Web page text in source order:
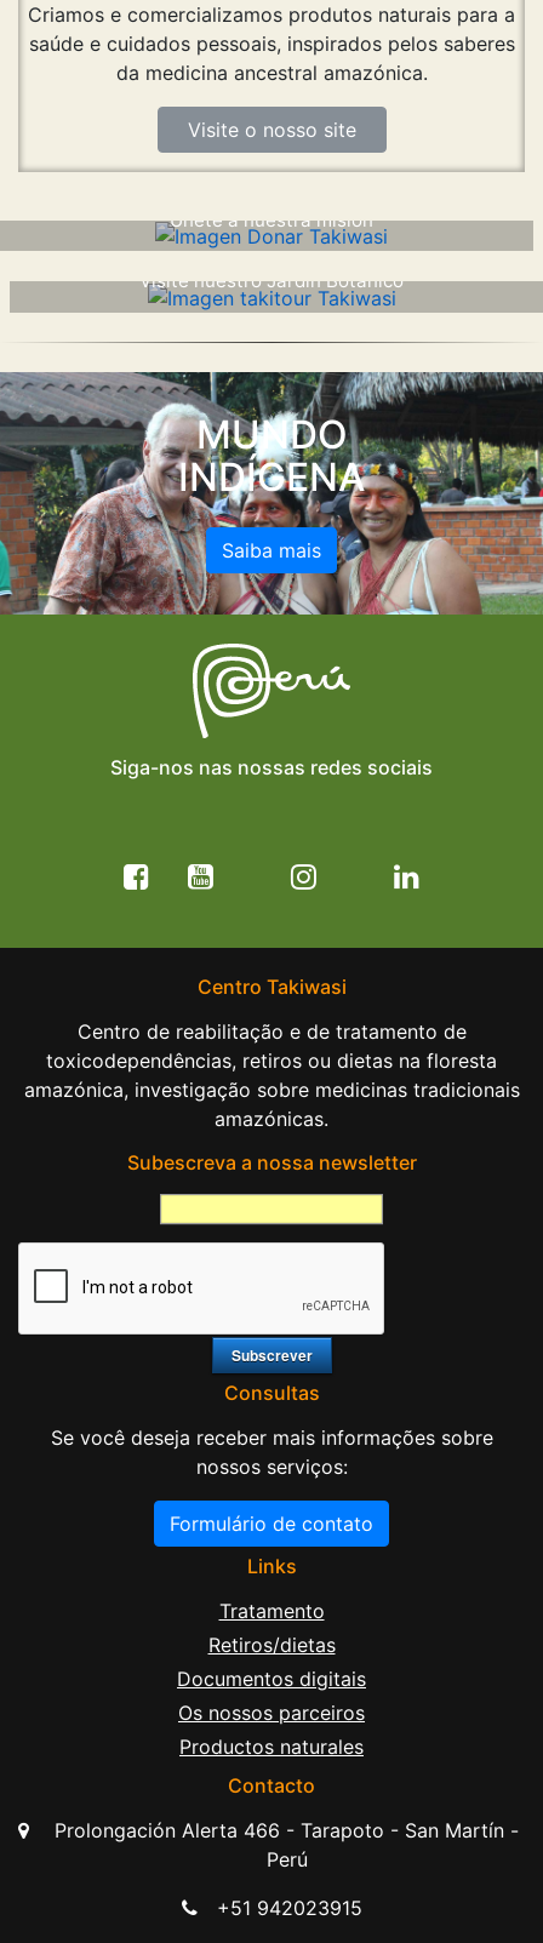
Criamos e comercializamos produtos naturais para a
saúde e cuidados pessoais, inspirados pelos saberes
da medicina ancestral amazónica.
Visite o nosso site
DOE AGORA
Únete a nuestra misión
Saiba mais
TAKI-TOUR
Visite nuestro Jardín Botánico
Saiba mais
MUNDO
INDÍGENA
Saiba mais
Siga-nos nas nossas redes sociais
Centro Takiwasi
Centro de reabilitação e de tratamento de
toxicodependências, retiros ou dietas na floresta
amazónica, investigação sobre medicinas tradicionais
amazónicas.
Subescreva a nossa newsletter
Consultas
Se você deseja receber mais informações sobre
nossos serviços:
Formulário de contato
Links
Tratamento
Retiros/dietas
Documentos digitais
Os nossos parceiros
Productos naturales
Contacto
Prolongación Alerta 466 - Tarapoto - San Martín -
Perú
+51 942023915